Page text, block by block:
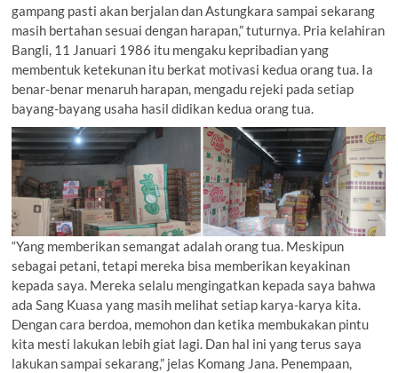
gampang pasti akan berjalan dan Astungkara sampai sekarang
masih bertahan sesuai dengan harapan,” tuturnya. Pria kelahiran
Bangli, 11 Januari 1986 itu mengaku kepribadian yang
membentuk ketekunan itu berkat motivasi kedua orang tua. Ia
benar-benar menaruh harapan, mengadu rejeki pada setiap
bayang-bayang usaha hasil didikan kedua orang tua.
“Yang memberikan semangat adalah orang tua. Meskipun
sebagai petani, tetapi mereka bisa memberikan keyakinan
kepada saya. Mereka selalu mengingatkan kepada saya bahwa
ada Sang Kuasa yang masih melihat setiap karya-karya kita.
Dengan cara berdoa, memohon dan ketika membukakan pintu
kita mesti lakukan lebih giat lagi. Dan hal ini yang terus saya
lakukan sampai sekarang,” jelas Komang Jana. Penempaan,